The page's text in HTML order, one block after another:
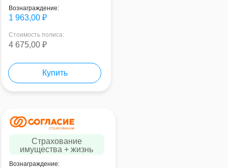
Стоимость полиса:
4 675,00 ₽
Вознаграждение:
1 963,00 ₽
Купить
Страхование
имущества + жизнь
Вознаграждение: